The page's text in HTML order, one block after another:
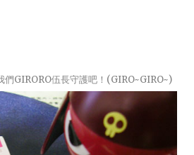
們GIRORO伍長守護吧！(GIRO~GIRO~)